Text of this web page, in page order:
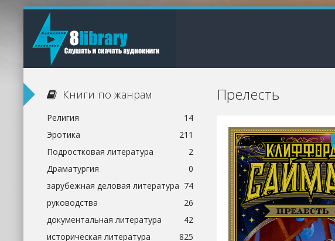
Прелесть
Книги по жанрам
Религия
14
Эротика
211
Подростковая литература
2
Драматургия
0
зарубежная деловая литература 74
руководства
26
документальная литература
42
историческая литература
825